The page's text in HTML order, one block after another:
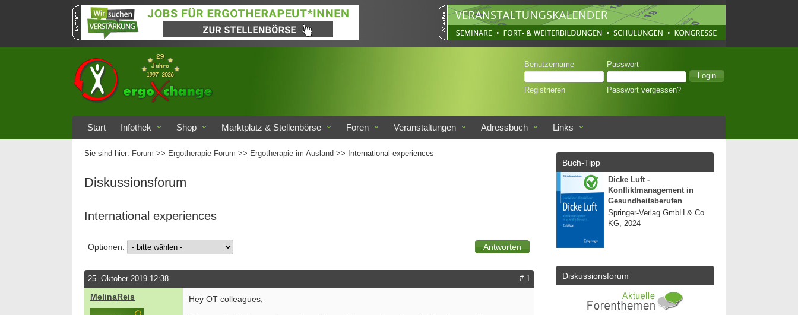
Benutzername Passwort
Registrieren Passwort vergessen?
Start Infothek Shop Marktplatz & Stellenbörse Foren Veranstaltungen Adressbuch Links
Sie sind hier: Forum >> Ergotherapie-Forum >> Ergotherapie im Ausland >> International experiences
Diskussionsforum
International experiences
Optionen:
25. Oktober 2019 12:38 # 1
MelinaReis Hey OT colleagues,
Buch-Tipp
Dicke Luft -
Konfliktmanagement in
Gesundheitsberufen
Springer-Verlag GmbH & Co.
KG, 2024
Diskussionsforum